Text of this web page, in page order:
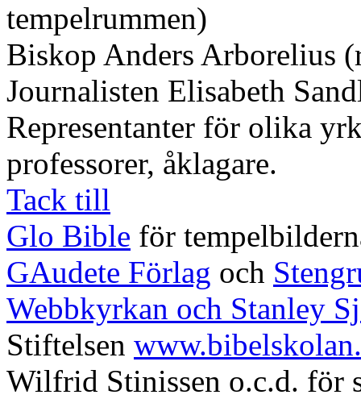
tempelrummen)
Biskop Anders Arborelius
Journalisten Elisabeth
Representanter för olika
professorer, åklagare.
Tack till
Glo Bible för
GAudete Förlag och
Webbkyrkan och Stanley
Stiftelsen
Wilfrid Stinissen o.c.d. för